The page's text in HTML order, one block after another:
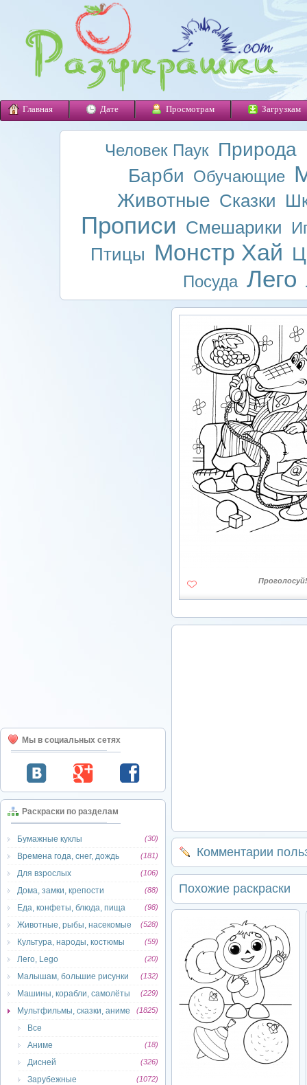
Главная Дате Просмотрам Загрузкам
Человек Паук Природа
Барби Обучающие
Животные Сказки
Прописи Смешарики
Птицы Монстр Хай
Посуда Лего
Мы в социальных сетях
Раскраски по разделам
Бумажные куклы (30)
Времена года, снег, дождь (181)
Для взрослых (106)
Дома, замки, крепости (88)
Еда, конфеты, блюда, пища (98)
Животные, рыбы, насекомые (528)
Культура, народы, костюмы (59)
Лего, Lego (20)
Малышам, большие рисунки (132)
Машины, корабли, самолёты (229)
Мультфильмы, сказки, аниме (1825)
Все
Аниме
(18)
Дисней (326)
Зарубежные (1072)
Проголосуй!
Комментарии
Похожие раскраски